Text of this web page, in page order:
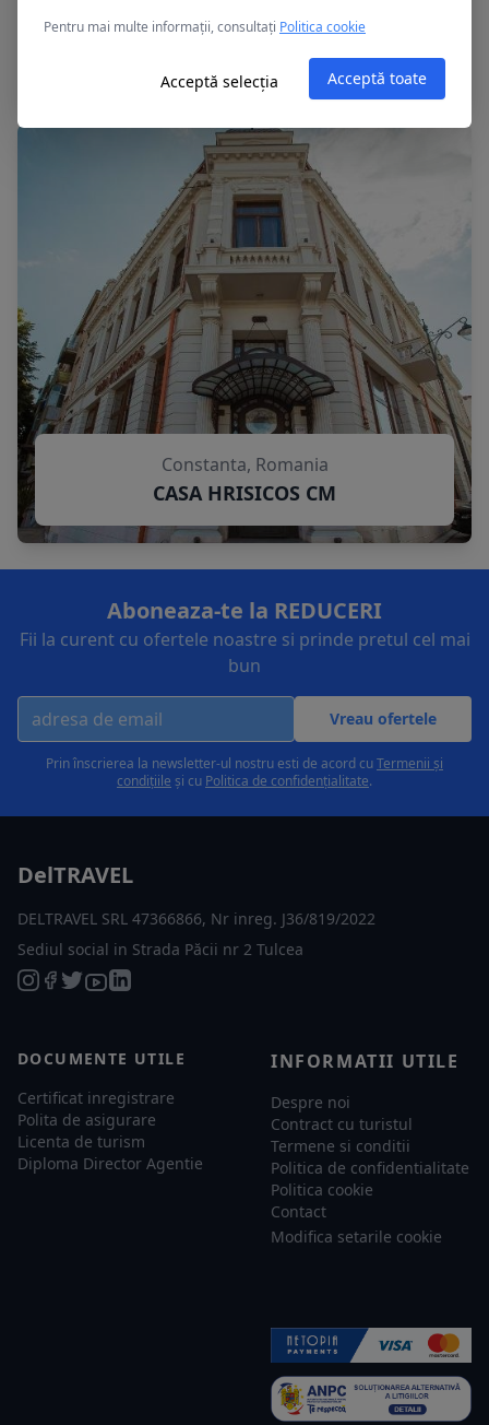
Constanta, Romania
Constanta, Romania
CASA HRISICOS CM
Aboneaza-te la REDUCERI
Fii la curent cu ofertele noastre si prinde pretul cel mai
bun
Vreau ofertele
Prin înscrierea la newsletter-ul nostru esti de acord cuTermenii și
condițiile și cu Politica de confidențialitate.
DelTRAVEL
DELTRAVEL SRL 47366866, Nr inreg. J36/819/2022
Sediul social in Strada Păcii nr 2 Tulcea
DOCUMENTE UTILE
Certificat inregistrare
Polita de asigurare
Licenta de turism
Diploma Director Agentie
INFORMATII UTILE
Despre noi
Contract cu turistul
Termene si conditii
Politica de confidentialitate
Politica cookie
Contact
Modifica setarile cookie
Pentru mai multe informații, consultați Politica cookie
Acceptă selecția Acceptă toate